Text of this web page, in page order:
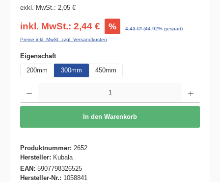
exkl. MwSt.: 2,05 €
inkl. MwSt.: 2,44 € % 4,43 €*(44.92% gespart)
Preise inkl. MwSt. zzgl. Versandkosten
Eigenschaftauswählen
200mm
300mm 450mm
In den Warenkorb
Produktnummer: 2652
Hersteller: Kubala
EAN: 5907798326525
Hersteller-Nr.: 1058841